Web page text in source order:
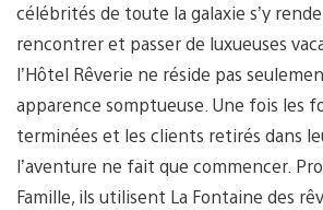
célébrités de toute la galaxie s’y
rencontrer et passer de luxueuses
l’Hôtel Rêverie ne réside pas
apparence somptueuse. Une fois les
terminées et les clients retirés dans
l’aventure ne fait que commencer.
Famille, ils utilisent La Fontaine des